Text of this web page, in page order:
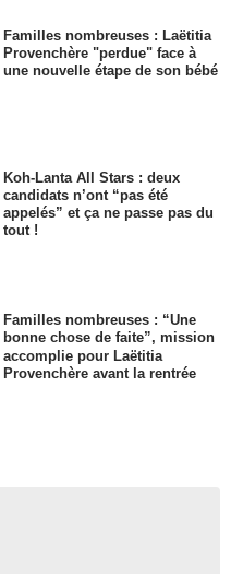
Familles nombreuses : Laëtitia
Provenchère "perdue" face à
une nouvelle étape de son bébé
Koh-Lanta All Stars : deux
candidats n’ont “pas été
appelés” et ça ne passe pas du
tout !
Familles nombreuses : “Une
bonne chose de faite”, mission
accomplie pour Laëtitia
Provenchère avant la rentrée